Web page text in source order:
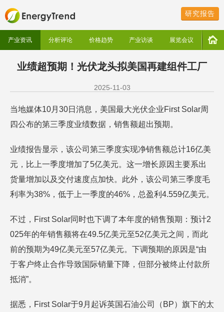
研究报告
产业资讯 分析评论 价格趋势 产业访谈 展览会议
业绩超预期！光伏龙头拟美国再建组件工厂
2025-11-03
当地媒体10月30日消息，美国最大光伏企业First Solar周
四公布的第三季度业绩数据，销售额超出预期。
业绩报告显示，该公司第三季度实现净销售额总计16亿美
元，比上一季度增加了5亿美元。这一增长原因主要系出
货量增加以及交付速度点加快。此外，该公司第三季度毛
利率为38%，低于上一季度的46%，总盈利4.559亿美元。
不过，First Solar同时也下调了本年度的销售预期：预计2
025年的年销售额将在49.5亿美元至52亿美元之间，而此
前的预期为49亿美元至57亿美元。下调预期的原因是“由
于客户终止合作导致国际销量下降，但部分被终止付款所
抵消”。
据悉，First Solar于9月起诉英国石油公司（BP）旗下的太